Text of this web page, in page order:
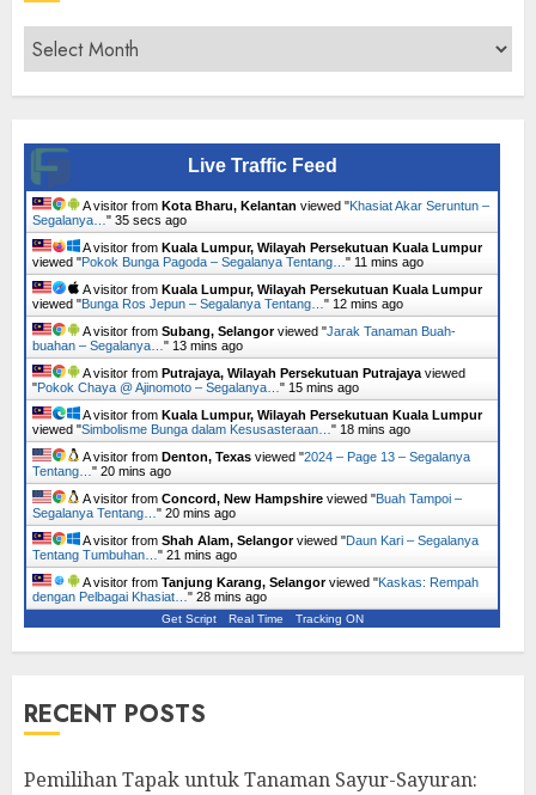
Archives
Live Traffic Feed
A visitor from Kota Bharu, Kelantan viewed "Khasiat Akar Seruntun –
Segalanya… " 36 secs ago
A visitor from Kuala Lumpur, Wilayah Persekutuan Kuala Lumpur
viewed "Pokok Bunga Pagoda – Segalanya Tentang… " 11 mins ago
A visitor from Kuala Lumpur, Wilayah Persekutuan Kuala Lumpur
viewed "Bunga Ros Jepun – Segalanya Tentang… " 12 mins ago
A visitor from Subang, Selangorviewed "Jarak Tanaman Buah-
buahan – Segalanya… " 13 mins ago
A visitor from Putrajaya, Wilayah Persekutuan Putrajaya viewed
"Pokok Chaya @ Ajinomoto – Segalanya… " 15 mins ago
A visitor from Kuala Lumpur, Wilayah Persekutuan Kuala Lumpur
viewed "Simbolisme Bunga dalam Kesusasteraan… " 18 mins ago
A visitor from Denton, Texas viewed "2024 – Page 13 – Segalanya
Tentang… " 20 mins ago
A visitor from Concord, New Hampshire viewed "Buah Tampoi –
Segalanya Tentang… " 20 mins ago
A visitor from Shah Alam, Selangorviewed "Daun Kari – Segalanya
Tentang Tumbuhan… " 21 mins ago
A visitor from Tanjung Karang, Selangorviewed "Kaskas: Rempah
dengan Pelbagai Khasiat… " 28 mins ago
Get Script Real Time Tracking ON
RECENT POSTS
Pemilihan Tapak untuk Tanaman Sayur-Sayuran: